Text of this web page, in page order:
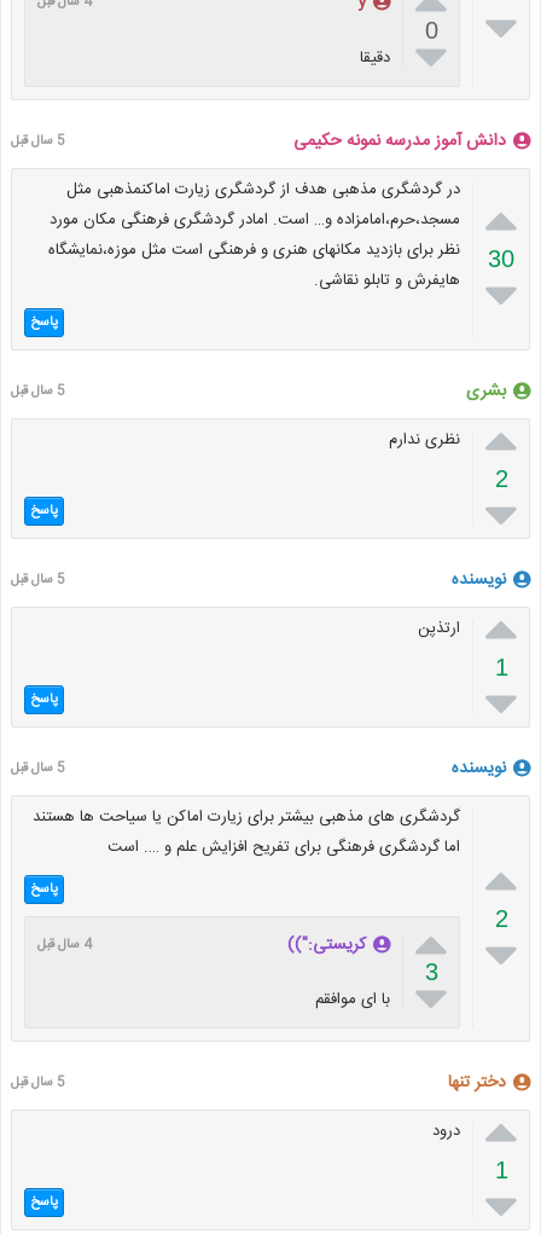

0
 دقیقا
دانش آموز مدرسه نمونه حکیمی 5 سال قبل

30

در گردشگری مذهبی هدف از گردشگری زیارت اماکنمذهبی مثل
مسجد،حرم،امامزاده و… است. امادر گردشگری فرهنگی مکان مورد
نظر برای بازدید مکانهای هنری و فرهنگی است مثل موزه،نمایشگاه
هایفرش و تابلو نقاشی.
پاسخ
بشری 5 سال قبل

2

نظری ندارم
پاسخ
نویسنده 5 سال قبل

1

ارتذپن
پاسخ
نویسنده 5 سال قبل

2

گردشگری های مذهبی بیشتر برای زیارت اماکن یا سیاحت ها هستند
اما گردشگری فرهنگی برای تفریح افزایش علم و …. است
پاسخ

3

کریستی:")) 4 سال قبل
با ای موافقم
دختر تنها 5 سال قبل

1

درود
پاسخ